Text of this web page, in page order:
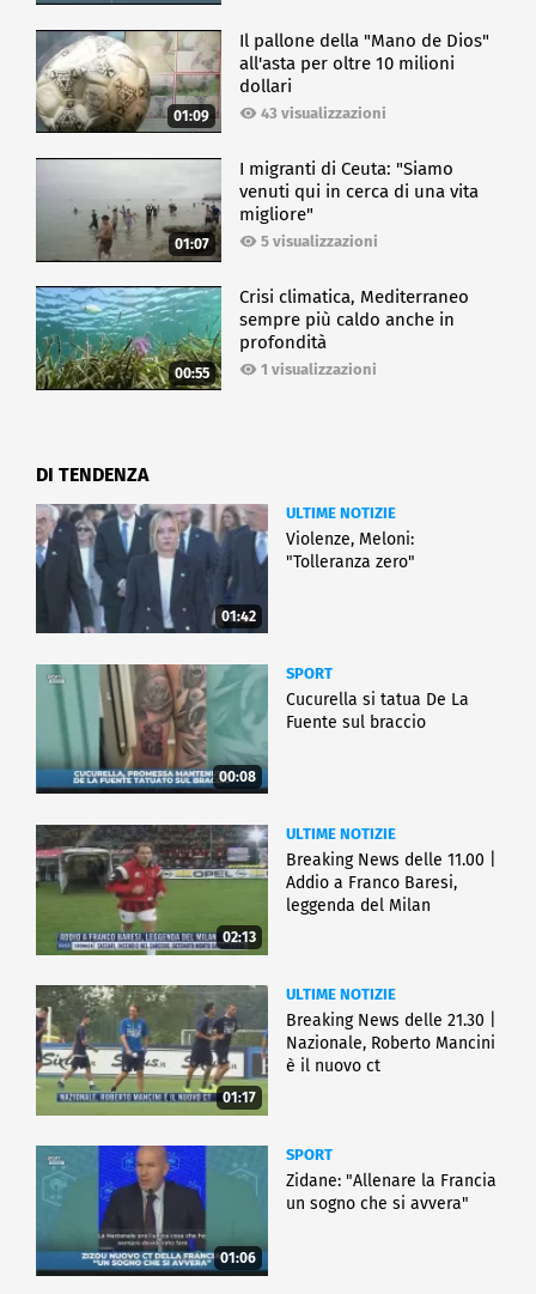
01:09
Il pallone della "Mano de Dios"
all'asta per oltre 10 milioni
dollari
43 visualizzazioni
01:07
I migranti di Ceuta: "Siamo
venuti qui in cerca di una vita
migliore"
5 visualizzazioni
00:55
Crisi climatica, Mediterraneo
sempre più caldo anche in
profondità
1 visualizzazioni
DI TENDENZA
01:42
ULTIME NOTIZIE
Violenze, Meloni:
"Tolleranza zero"
00:08
SPORT
Cucurella si tatua De La
Fuente sul braccio
02:13
ULTIME NOTIZIE
Breaking News delle 11.00 |
Addio a Franco Baresi,
leggenda del Milan
01:17
ULTIME NOTIZIE
Breaking News delle 21.30 |
Nazionale, Roberto Mancini
è il nuovo ct
01:06
SPORT
Zidane: "Allenare la Francia
un sogno che si avvera"